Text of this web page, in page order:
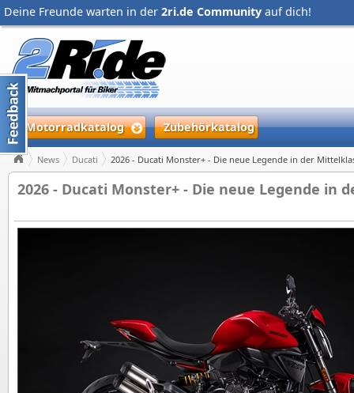
Deine Freunde warten in der 2ri.de Community auf dich!
Motorradkatalog Zubehörkatalog
News Ducati 2026 - Ducati Monster+ - Die neue Legende in der
2026 - Ducati Monster+ - Die neue Legende in